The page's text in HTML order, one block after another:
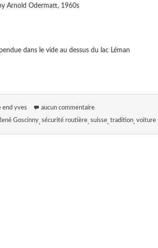
Arnold Odermatt, 1960s
dans le vide au dessus du lac Léman
end yves aucun commentaire
Goscinny sécurité routière suisse tradition voiture